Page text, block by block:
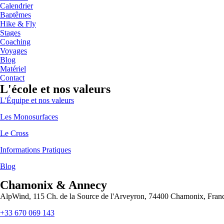
Calendrier
Baptêmes
Hike & Fly
Stages
Coaching
Voyages
Blog
Matériel
Contact
L'école et nos valeurs
L'Équipe et nos valeurs
Les Monosurfaces
Le Cross
Informations Pratiques
Blog
Chamonix & Annecy
AlpWind, 115 Ch. de la Source de l'Arveyron, 74400 Chamonix,
+33 670 069 143